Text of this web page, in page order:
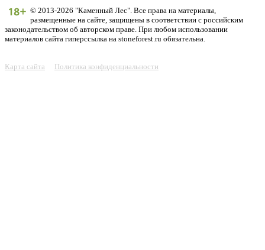
© 2013-2026 "Каменный Лес". Все права на материалы,
размещенные на сайте, защищены в соответствии с российским
законодательством об авторском праве. При любом использовании
материалов сайта гиперссылка на stoneforest.ru обязательна.
Карта сайта Политика конфиденциальности